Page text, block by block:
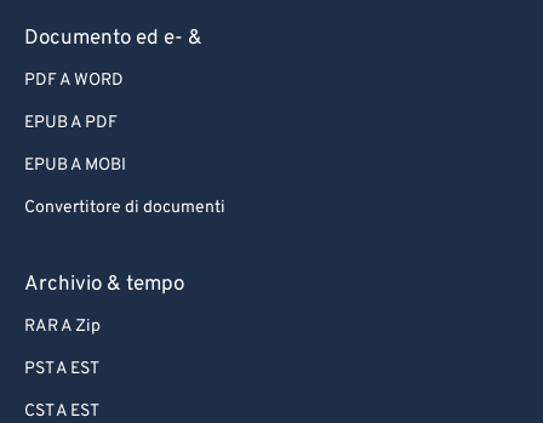
Documento ed e- &
PDF A WORD
EPUB A PDF
EPUB A MOBI
Convertitore di documenti
Archivio & tempo
RAR A Zip
PST A EST
CST A EST